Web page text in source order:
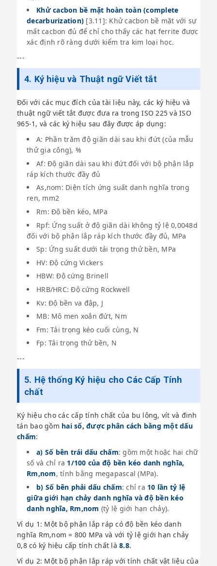
Khử cacbon bề mặt hoàn toàn (complete
decarburization) [3.11]: Khử cacbon bề mặt với sự
mất cacbon đủ để chỉ cho thấy các hạt ferrite được
xác định rõ ràng dưới kiểm tra kim loại học.
---
4. Ký hiệu và Thuật ngữ Viết tắt
Đối với các mục đích của tài liệu này, các ký hiệu và
thuật ngữ viết tắt được đưa ra trong ISO 225 và ISO
965-1, và các ký hiệu sau đây được áp dụng:
A: Phần trăm độ giãn dài sau khi đứt (của mẫu
thử gia công), %
Af: Độ giãn dài sau khi đứt đối với bộ phận lắp
ráp kích thước đầy đủ
As,nom: Diện tích ứng suất danh nghĩa trong
ren, mm2
Rm: Độ bền kéo, MPa
Rpf: Ứng suất ở độ giãn dài không tỷ lệ 0,0048d
đối với bộ phận lắp ráp kích thước đầy đủ, MPa
Sp: Ứng suất dưới tải trọng thử bền, MPa
HV: Độ cứng Vickers
HBW: Độ cứng Brinell
HRB/HRC: Độ cứng Rockwell
Kv: Độ bền va đập, J
MB: Mô men xoắn đứt, Nm
Fm: Tải trọng kéo cuối cùng, N
Fp: Tải trọng thử bền, N
---
5. Hệ thống Ký hiệu cho Các Cấp Tính
chất
Ký hiệu cho các cấp tính chất của bu lông, vít và đinh
tán bao gồm hai số, được phân cách bằng một dấu
chấm:
a) Số bên trái dấu chấm: gồm một hoặc hai chữ
số và chỉ ra 1/100 của độ bền kéo danh nghĩa,
Rm,nom, tính bằng megapascal (MPa).
b) Số bên phải dấu chấm: chỉ ra 10 lần tỷ lệ
giữa giới hạn chảy danh nghĩa và độ bền kéo
danh nghĩa, Rm,nom (tỷ lệ giới hạn chảy).
Ví dụ 1: Một bộ phận lắp ráp có độ bền kéo danh
nghĩa Rm,nom = 800 MPa và với tỷ lệ giới hạn chảy
0,8 có ký hiệu cấp tính chất là 8.8.
Ví dụ 2: Một bộ phận lắp ráp với tính chất vật liệu của